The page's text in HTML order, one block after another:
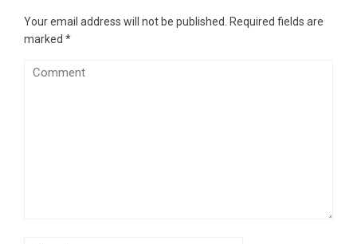
Your email address will not be published. Required fields are
marked *